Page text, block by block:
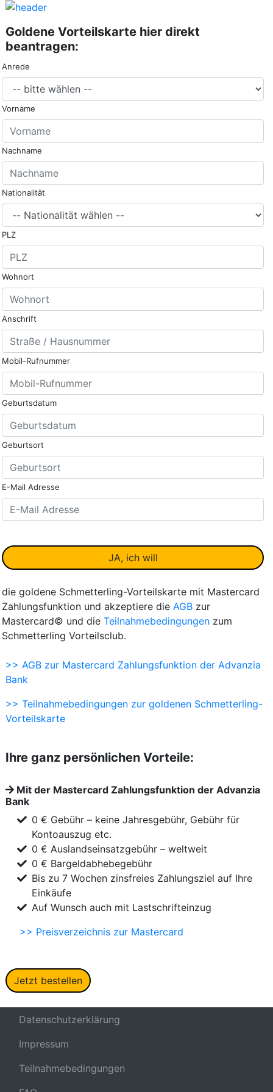
Goldene Vorteilskarte hier direkt
beantragen:
Anrede
Vorname
Nachname
Nationalität
PLZ
Wohnort
Anschrift
Mobil-Rufnummer
Geburtsdatum
Geburtsort
E-Mail Adresse
die goldene Schmetterling-Vorteilskarte mit Mastercard
Zahlungsfunktion und akzeptiere die AGB zur
Mastercard© und die Teilnahmebedingungen zum
Schmetterling Vorteilsclub.
>> AGB zur Mastercard Zahlungsfunktion der Advanzia
Bank
>> Teilnahmebedingungen zur goldenen Schmetterling-
Vorteilskarte
Ihre ganz persönlichen Vorteile:
Mit der Mastercard Zahlungsfunktion der Advanzia
Bank
0 € Gebühr – keine Jahresgebühr, Gebühr für
Kontoauszug etc.
0 € Auslandseinsatzgebühr – weltweit
0 € Bargeldabhebegebühr
Bis zu 7 Wochen zinsfreies Zahlungsziel auf Ihre
Einkäufe
Auf Wunsch auch mit Lastschrifteinzug
>> Preisverzeichnis zur Mastercard
Jetzt bestellen
Datenschutzerklärung
Impressum
Teilnahmebedingungen